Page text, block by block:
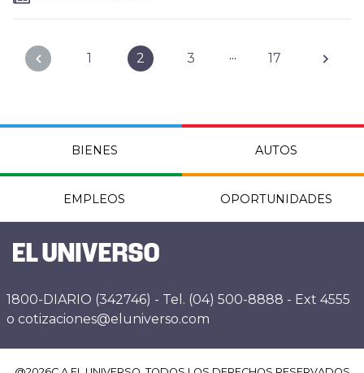
1 2 3 ... 17
BIENES AUTOS
EMPLEOS OPORTUNIDADES
1800-DIARIO (342746) - Tel. (04) 500-8888 - Ext 4555
o cotizaciones@eluniverso.com